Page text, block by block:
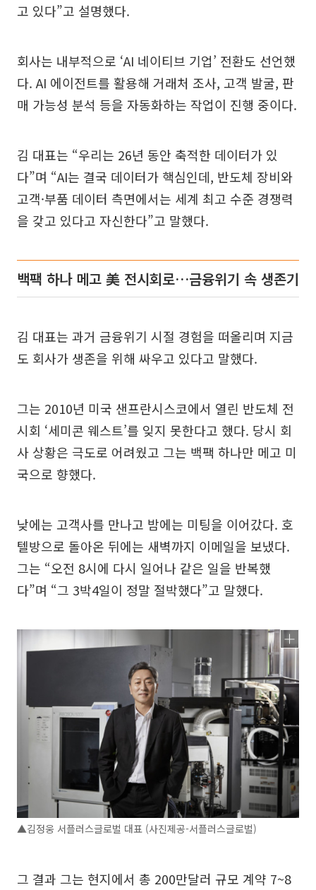
고 있다”고 설명했다.
회사는 내부적으로 ‘AI 네이티브 기업’ 전환도 선언했
다. AI 에이전트를 활용해 거래처 조사, 고객 발굴, 판
매 가능성 분석 등을 자동화하는 작업이 진행 중이다.
김 대표는 “우리는 26년 동안 축적한 데이터가 있
다”며 “AI는 결국 데이터가 핵심인데, 반도체 장비와
고객·부품 데이터 측면에서는 세계 최고 수준 경쟁력
을 갖고 있다고 자신한다”고 말했다.
백팩 하나 메고 美 전시회로…금융위기 속 생존기
김 대표는 과거 금융위기 시절 경험을 떠올리며 지금
도 회사가 생존을 위해 싸우고 있다고 말했다.
그는 2010년 미국 샌프란시스코에서 열린 반도체 전
시회 ‘세미콘 웨스트’를 잊지 못한다고 했다. 당시 회
사 상황은 극도로 어려웠고 그는 백팩 하나만 메고 미
국으로 향했다.
낮에는 고객사를 만나고 밤에는 미팅을 이어갔다. 호
텔방으로 돌아온 뒤에는 새벽까지 이메일을 보냈다.
그는 “오전 8시에 다시 일어나 같은 일을 반복했
다”며 “그 3박4일이 정말 절박했다”고 말했다.
▲김정웅 서플러스글로벌 대표 (사진제공-서플러스글로벌)
그 결과 그는 현지에서 총 200만달러 규모 계약 7~8